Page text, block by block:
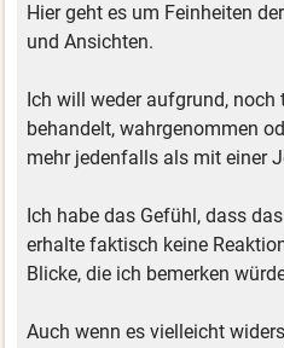
Hier geht es um Feinheiten
und Ansichten.
Ich will weder aufgrund,
behandelt, wahrgenommen
mehr jedenfalls als mit einer
Ich habe das Gefühl, dass
erhalte faktisch keine
Blicke, die ich bemerken
Auch wenn es vielleicht